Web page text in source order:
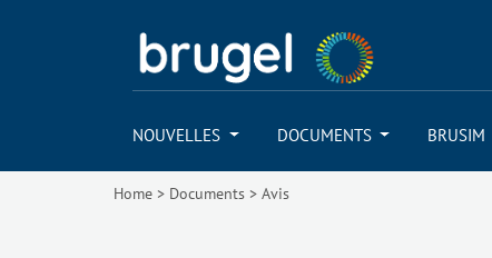
NOUVELLES DOCUMENTS BRUSIM
Home > Documents > Avis